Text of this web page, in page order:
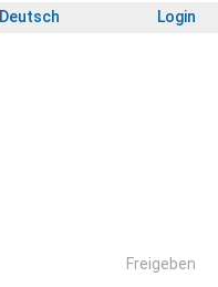
Deutsch Login
Freigeben